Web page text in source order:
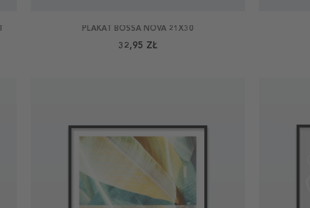
PLAKAT BOSSA NOVA 21X30
32,95 ZŁ